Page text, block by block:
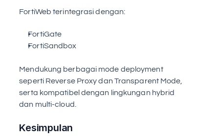
FortiWeb terintegrasi dengan:
FortiGate
FortiSandbox
Mendukung berbagai mode deployment
seperti Reverse Proxy dan Transparent Mode,
serta kompatibel dengan lingkungan hybrid
dan multi-cloud.
Kesimpulan